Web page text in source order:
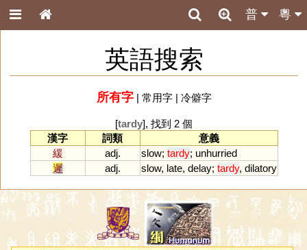
粵
普
英語搜索
所有字| 常用字| 冷僻字
[tardy], 找到 2 個
漢字
詞類
意義
緩
adj. slow; tardy; unhurried
遲
adj. slow, late, delay; tardy, dilatory